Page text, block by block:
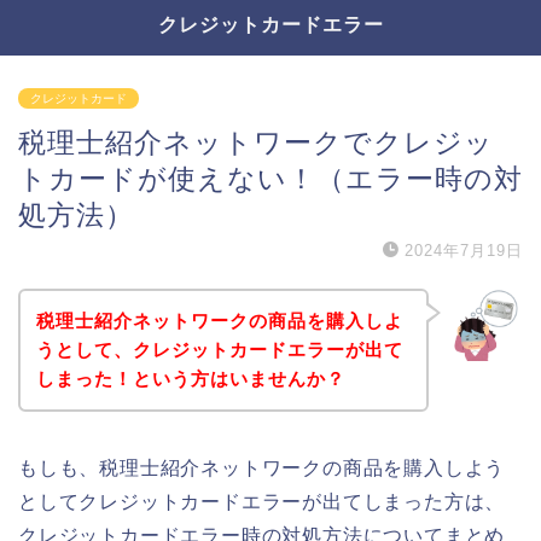
クレジットカードエラー
クレジットカード
税理士紹介ネットワークでクレジッ
トカードが使えない！（エラー時の対
処方法）
2024年7月19日
税理士紹介ネットワークの商品を購入しよ
うとして、クレジットカードエラーが出て
しまった！という方はいませんか？
もしも、税理士紹介ネットワークの商品を購入しよう
としてクレジットカードエラーが出てしまった方は、
クレジットカードエラー時の対処方法についてまとめ